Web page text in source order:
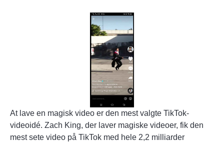
At lave en magisk video er den mest valgte TikTok-
videoidé. Zach King, der laver magiske videoer, fik den
mest sete video på TikTok med hele 2,2 milliarder